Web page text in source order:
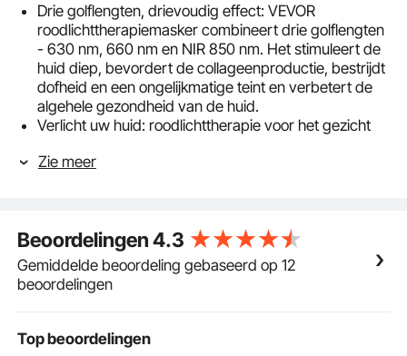
Drie golflengten, drievoudig effect: VEVOR
roodlichttherapiemasker combineert drie golflengten
- 630 nm, 660 nm en NIR 850 nm. Het stimuleert de
huid diep, bevordert de collageenproductie, bestrijdt
dofheid en een ongelijkmatige teint en verbetert de
algehele gezondheid van de huid.
Verlicht uw huid: roodlichttherapie voor het gezicht
(elk licht bevat 3 chips), die zorgen voor een
Gebruiksvriendelijk ontwerp: het gezichtsmasker met
LED-lichttherapie is gemaakt van zachte siliconen die
comfortabel op het gezicht zit. Hij beschikt over 3
intensiteitsniveaus en een regelaar waarmee je de
persoonlijke huidconditie.
Zie meer
Beoordelingen4.3
Gemiddelde beoordeling gebaseerd op 12
beoordelingen
Top beoordelingen